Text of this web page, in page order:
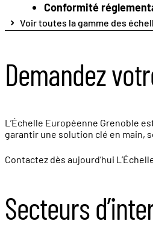
Conformité
Voir toutes la gamme des
Demandez
L’Échelle Européenne Grenoble
garantir une solution clé en main,
Contactez dès aujourd’hui
Secteurs